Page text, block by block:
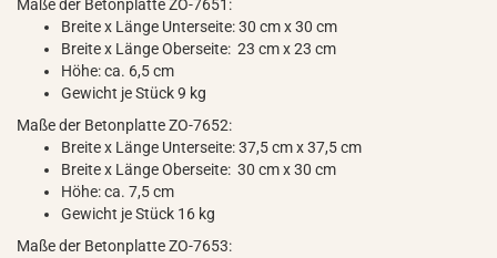
Maße der Betonplatte ZO-7651:
Breite x Länge Unterseite: 30 cm x 30 cm
Breite x Länge Oberseite: 23 cm x 23 cm
Höhe: ca. 6,5 cm
Gewicht je Stück 9 kg
Maße der Betonplatte ZO-7652:
Breite x Länge Unterseite: 37,5 cm x 37,5 cm
Breite x Länge Oberseite: 30 cm x 30 cm
Höhe: ca. 7,5 cm
Gewicht je Stück 16 kg
Maße der Betonplatte ZO-7653: